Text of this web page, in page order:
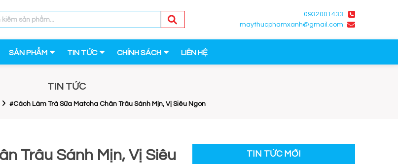
0932001433
maythucphamxanh@gmail.com
SẢN PHẨM TIN TỨC CHÍNH SÁCH LIÊN HỆ
TIN TỨC
#Cách Làm Trà Sữa Matcha Chân Trâu Sánh Mịn, Vị Siêu Ngon
Trâu Sánh Mịn, Vị Siêu
TIN TỨC MỚI